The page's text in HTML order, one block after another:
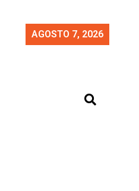
AGOSTO 7, 2026